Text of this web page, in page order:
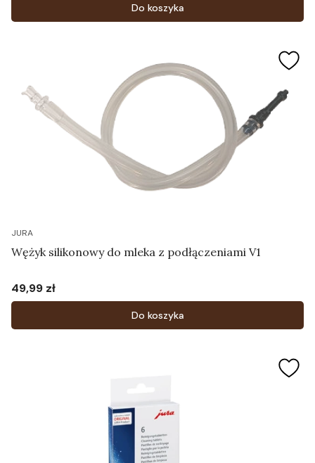
Do koszyka
JURA
Wężyk silikonowy do mleka z podłączeniami V1
Cena
49,99 zł
Do koszyka